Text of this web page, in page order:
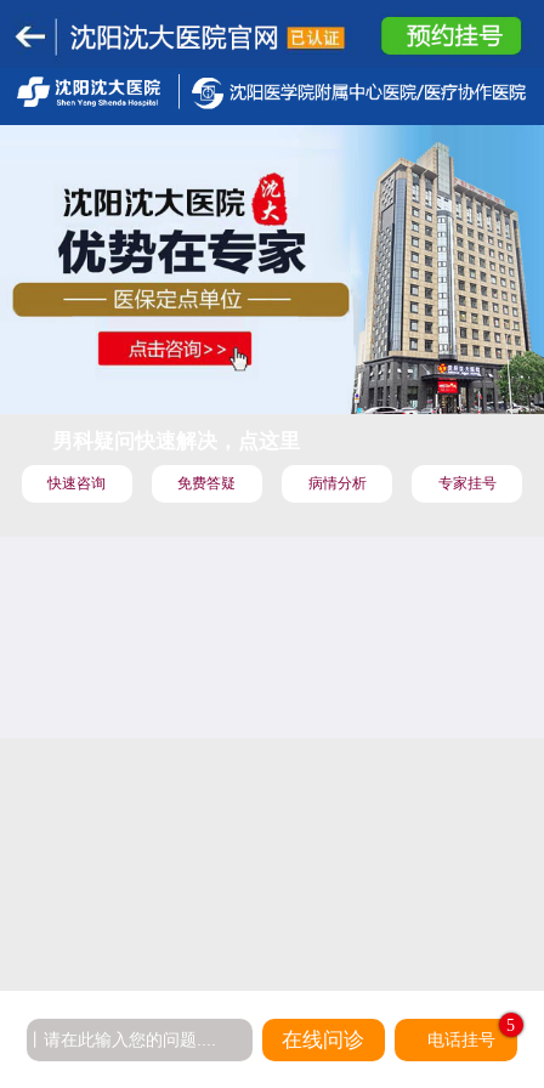
快速咨询 免费答疑 病情分析 专家挂号
在线问诊 电话挂号
5